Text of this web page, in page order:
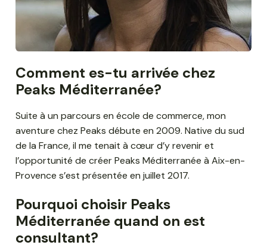
Comment es-tu arrivée chez
Peaks Méditerranée?
Suite à un parcours en école de commerce, mon
aventure chez Peaks débute en 2009. Native du sud
de la France, il me tenait à cœur d’y revenir et
l’opportunité de créer Peaks Méditerranée à Aix-en-
Provence s’est présentée en juillet 2017.
Pourquoi choisir Peaks
Méditerranée quand on est
consultant?